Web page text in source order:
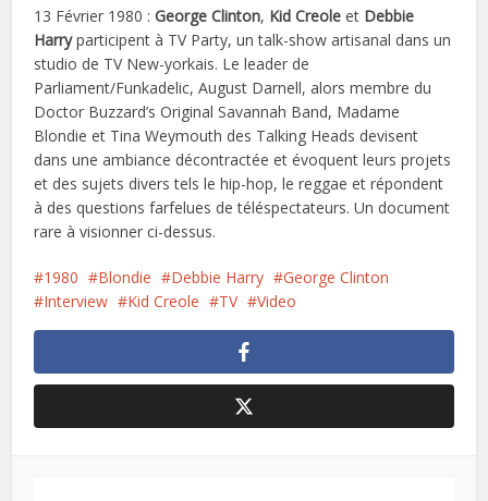
13 Février 1980 :George Clinton, Kid Creole et Debbie
Harryparticipent à TV Party, un talk-show artisanal dans un
studio de TV New-yorkais. Le leader de
Parliament/Funkadelic, August Darnell, alors membre du
Doctor Buzzard’s Original Savannah Band, Madame
Blondie et Tina Weymouth des Talking Heads devisent
dans une ambiance décontractée et évoquent leurs projets
et des sujets divers tels le hip-hop, le reggae et répondent
à des questions farfelues de téléspectateurs. Un document
rare à visionner ci-dessus.
1980 Blondie Debbie Harry
George Clinton
Interview
Kid Creole TV Video